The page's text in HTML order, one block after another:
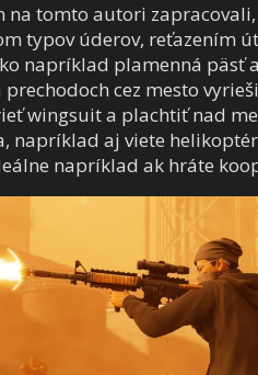
na tomto autori
typov úderov, reťazením
napríklad plamenná päsť
prechodoch cez mesto
wingsuit a plachtiť nad
napríklad aj viete
napríklad ak hráte